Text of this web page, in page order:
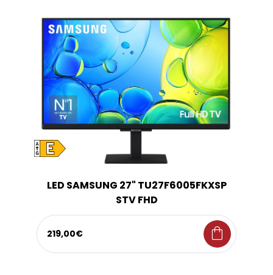
LED SAMSUNG 27" TU27F6005FKXSP
STV FHD
219,00€ shopping_bag